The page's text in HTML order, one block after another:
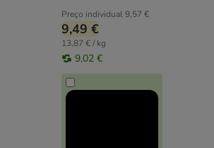
Preço individual9,57 €
9,49 €
13,87 € / kg
9,02 €